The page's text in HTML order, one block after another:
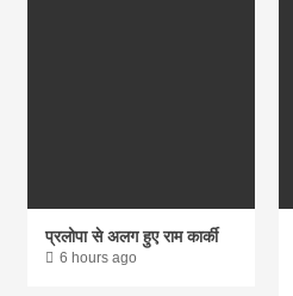
प्रलोपा से अलग हुए राम कार्की
6 hours ago